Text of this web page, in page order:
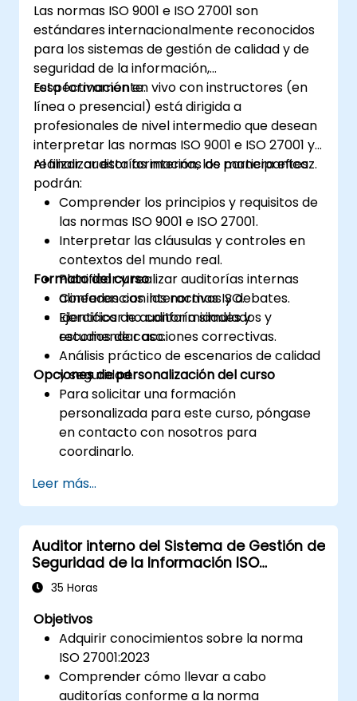
Las normas ISO 9001 e ISO 27001 son
estándares internacionalmente reconocidos
para los sistemas de gestión de calidad y de
seguridad de la información,
respectivamente.
Esta formación en vivo con instructores (en
línea o presencial) está dirigida a
profesionales de nivel intermedio que desean
interpretar las normas ISO 9001 e ISO 27001 y
realizar auditorías internas de manera eficaz.
Al finalizar esta formación, los participantes
podrán:
Comprender los principios y requisitos de
las normas ISO 9001 e ISO 27001.
Interpretar las cláusulas y controles en
contextos del mundo real.
Planificar y realizar auditorías internas
alineadas con las normas ISO.
Identificar no conformidades y
recomendar acciones correctivas.
Formato del curso
Conferencias interactivas y debates.
Ejercicios de auditoría simulados y
estudios de caso.
Análisis práctico de escenarios de calidad
y seguridad.
Opciones de personalización del curso
Para solicitar una formación
personalizada para este curso, póngase
en contacto con nosotros para
coordinarlo.
Leer más...
Auditor interno del Sistema de Gestión de
Seguridad de la Información ISO
27001:2023
35 Horas
Objetivos
Adquirir conocimientos sobre la norma
ISO 27001:2023
Comprender cómo llevar a cabo
auditorías conforme a la norma